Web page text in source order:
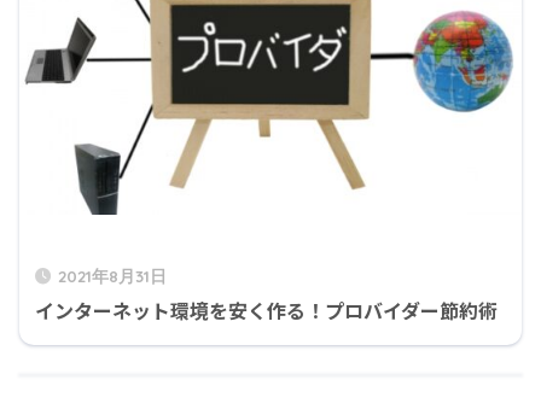
2021年8月31日
インターネット環境を安く作る！プロバイダー節約術